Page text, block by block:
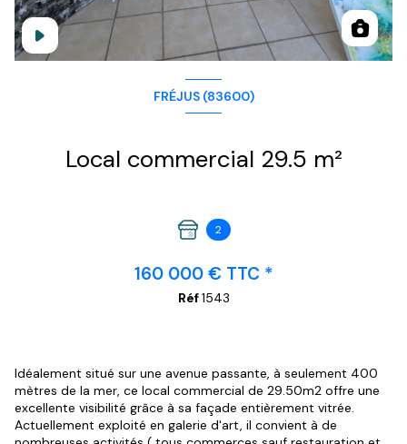
FRÉJUS (83600)
Local commercial 29.5 m²
2
160 000 € TTC *
Réf1543
Idéalement situé sur une avenue passante, à seulement 400
mètres de la mer, ce local commercial de 29.50m2 offre une
excellente visibilité grâce à sa façade entièrement vitrée.
Actuellement exploité en galerie d'art, il convient à de